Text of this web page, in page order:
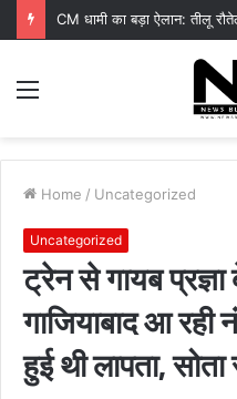
Menu
Home / Uncategorized
Uncategorized
ट्रेन से गायब
गाजियाबाद आ
हुई थी लापता,